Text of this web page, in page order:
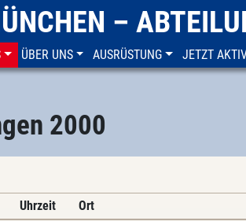
–
ÜBER UNS AUSRÜSTUNG JETZT
2000
Uhrzeit Ort